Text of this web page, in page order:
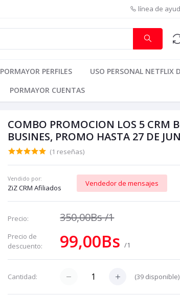
línea de
PORMAYOR PERFILES USO PERSONAL NETFLIX
PORMAYOR CUENTAS
COMBO PROMOCION LOS 5 CRM
BUSINES, PROMO HASTA 27 DE
(1 reseñas)
Vendido por:
ZiZ CRM Afiliados
Vendedor de mensajes
Precio: 350,00Bs/1
Precio de
descuento:
99,00Bs/1
Cantidad: (39 disponible)